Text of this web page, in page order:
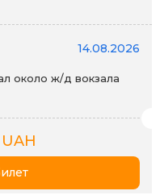
14.08.2026
около ж/д вокзала
UAH